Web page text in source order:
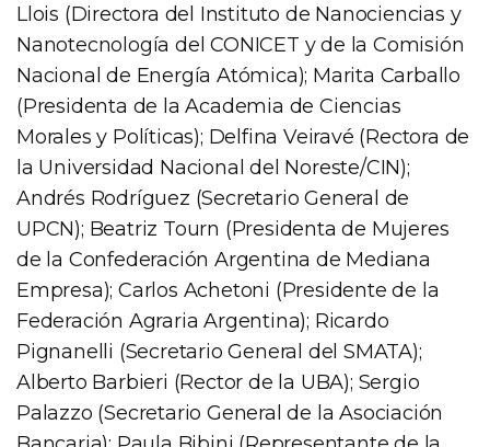
Llois (Directora del Instituto de Nanociencias y
Nanotecnología del CONICET y de la Comisión
Nacional de Energía Atómica); Marita Carballo
(Presidenta de la Academia de Ciencias
Morales y Políticas); Delfina Veiravé (Rectora de
la Universidad Nacional del Noreste/CIN);
Andrés Rodríguez (Secretario General de
UPCN); Beatriz Tourn (Presidenta de Mujeres
de la Confederación Argentina de Mediana
Empresa); Carlos Achetoni (Presidente de la
Federación Agraria Argentina); Ricardo
Pignanelli (Secretario General del SMATA);
Alberto Barbieri (Rector de la UBA); Sergio
Palazzo (Secretario General de la Asociación